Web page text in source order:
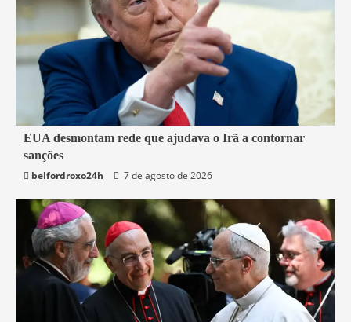
3 min read
Mundo
EUA desmontam rede que ajudava o Irã a contornar
sanções
belfordroxo24h
7 de agosto de 2026